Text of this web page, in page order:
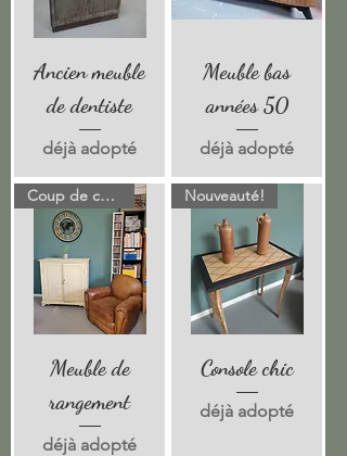
Ancien meuble
de dentiste
déjà adopté
Meuble bas
années 50
déjà adopté
Coup de coeur!
Meuble de
rangement
déjà adopté
Nouveauté!
Console chic
déjà adopté